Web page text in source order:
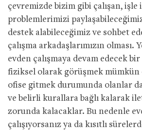
çevremizde bizim gibi çalışan, işle
problemlerimizi
destek alabileceğimiz ve sohbet
çalışma arkadaşlarımızın olması.
evden çalışmaya devam edecek bir
fiziksel olarak görüşmek mümkün
ofise gitmek durumunda olanlar da
ve belirli kurallara bağlı kalarak
zorunda kalacaklar. Bu nedenle
çalışıyorsanız ya da kısıtlı